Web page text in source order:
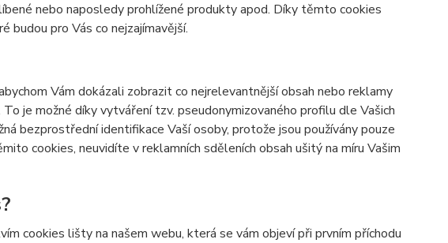
nebo naposledy prohlížené produkty apod. Díky těmto cookies
budou pro Vás co nejzajímavější.
Vám dokázali zobrazit co nejrelevantnější obsah nebo reklamy
je možné díky vytváření tzv. pseudonymizovaného profilu dle Vašich
bezprostřední identifikace Vaší osoby, protože jsou používány pouze
cookies, neuvidíte v reklamních sděleních obsah ušitý na míru Vašim
cookies lišty na našem webu, která se vám objeví při prvním příchodu